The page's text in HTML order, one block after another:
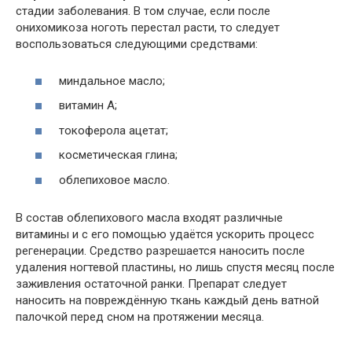
стадии заболевания. В том случае, если после
онихомикоза ноготь перестал расти, то следует
воспользоваться следующими средствами:
миндальное масло;
витамин А;
токоферола ацетат;
косметическая глина;
облепиховое масло.
В состав облепихового масла входят различные
витамины и с его помощью удаётся ускорить процесс
регенерации. Средство разрешается наносить после
удаления ногтевой пластины, но лишь спустя месяц после
заживления остаточной ранки. Препарат следует
наносить на повреждённую ткань каждый день ватной
палочкой перед сном на протяжении месяца.